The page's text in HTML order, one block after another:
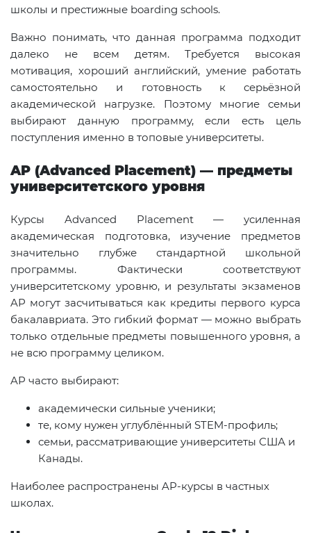
школы и престижные boarding schools.
Важно понимать, что данная программа подходит
далеко не всем детям. Требуется высокая
мотивация, хороший английский, умение работать
самостоятельно и готовность к серьёзной
академической нагрузке. Поэтому многие семьи
выбирают данную программу, если есть цель
поступления именно в топовые университеты.
AP (Advanced Placement) — предметы
университетского уровня
Курсы Advanced Placement — усиленная
академическая подготовка, изучение предметов
значительно глубже стандартной школьной
программы. Фактически соответствуют
университетскому уровню, и результаты экзаменов
AP могут засчитываться как кредиты первого курса
бакалавриата. Это гибкий формат — можно выбрать
только отдельные предметы повышенного уровня, а
не всю программу целиком.
AP часто выбирают:
академически сильные ученики;
те, кому нужен углублённый STEM-профиль;
семьи, рассматривающие университеты США и
Канады.
Наиболее распространены AP-курсы в частных
школах.